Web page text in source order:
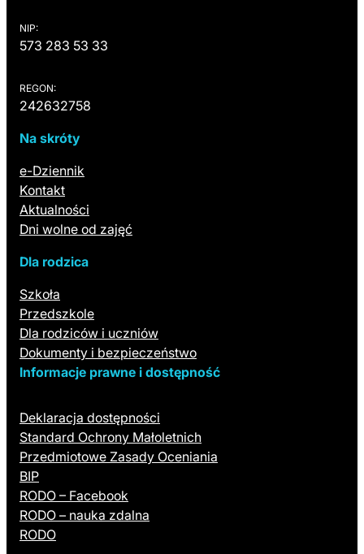
NIP:
573 283 53 33
REGON:
242632758
Na skróty
e-Dziennik
Kontakt
Aktualności
Dni wolne od zajęć
Dla rodzica
Szkoła
Przedszkole
Dla rodziców i uczniów
Dokumenty i bezpieczeństwo
Informacje prawne i dostępność
Deklaracja dostępności
Standard Ochrony Małoletnich
Przedmiotowe Zasady Oceniania
BIP
RODO – Facebook
RODO – nauka zdalna
RODO